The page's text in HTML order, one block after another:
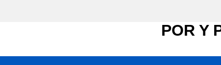
POR Y